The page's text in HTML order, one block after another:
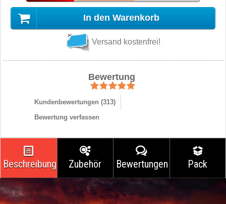
In den Warenkorb
Versand kostenfrei!
Bewertung
Kundenbewertungen (313)
Bewertung verfassen
Beschreibung Zubehör Bewertungen Pack